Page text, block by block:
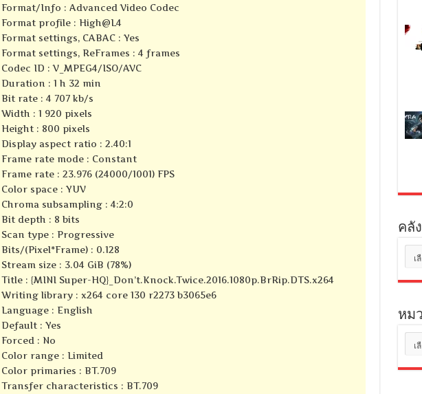
Format/Info : Advanced Video Codec
Format profile : High@L4
Format settings, CABAC : Yes
Format settings, ReFrames : 4 frames
Codec ID : V_MPEG4/ISO/AVC
Duration : 1 h 32 min
Bit rate : 4 707 kb/s
Width : 1 920 pixels
Height : 800 pixels
Display aspect ratio : 2.40:1
Frame rate mode : Constant
Frame rate : 23.976 (24000/1001) FPS
Color space : YUV
Chroma subsampling : 4:2:0
Bit depth : 8 bits
Scan type : Progressive
Bits/(Pixel*Frame) : 0.128
Stream size : 3.04 GiB (78%)
Title : {MINI Super-HQ}_Don’t.Knock.Twice.2016.1080p.BrRip.DTS.x264
Writing library : x264 core 130 r2273 b3065e6
Language : English
Default : Yes
Forced : No
Color range : Limited
Color primaries : BT.709
Transfer characteristics : BT.709
คลั
เก็บ
หม
หมู่